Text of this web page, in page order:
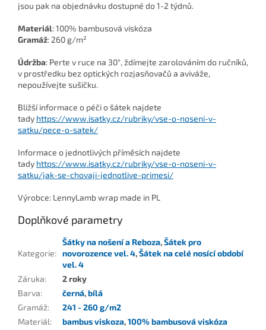
jsou pak na objednávku dostupné do 1-2 týdnů.
Materiál:100% bambusová viskóza
Gramáž: 260 g/m²
Údržba: Perte v ruce na 30°, ždímejte zarolováním do ručníků,
v prostředku bez optických rozjasňovačů a aviváže,
nepoužívejte sušičku.
Bližší informace o péči o šátek najdete
tady https://www.isatky.cz/rubriky/vse-o-noseni-v-
satku/pece-o-satek/
Informace o jednotlivých příměsích najdete
tady https://www.isatky.cz/rubriky/vse-o-noseni-v-
satku/jak-se-chovaji-jednotlive-primesi/
Výrobce: LennyLamb wrap made in PL
Doplňkové parametry
Kategorie:
Šátky na nošení a Reboza,Šátek pro
novorozence vel. 4,Šátek na celé nosící období
vel. 4
Záruka:
2 roky
Barva: černá,bílá
Gramáž:
241 - 260 g/m2
Materiál: bambus viskoza,100% bambusová viskóza